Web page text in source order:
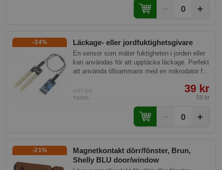
0 +
Läckage- eller jordfuktighetsgivare
-34%
En sensor som mäter fuktigheten i jorden eller
kan användas för att upptäcka läckage. Perfekt
att använda tillsammans med en mikrodator för
ART.NR:
TG050
39 kr
59 kr
0 +
Magnetkontakt dörr/fönster, Brun,
Shelly BLU door/window
-21%